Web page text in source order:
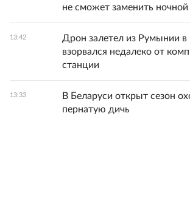
не сможет заменить ночной
13:42
Дрон залетел из Румынии
взорвался недалеко от
станции
13:33
В Беларуси открыт сезон
пернатую дичь